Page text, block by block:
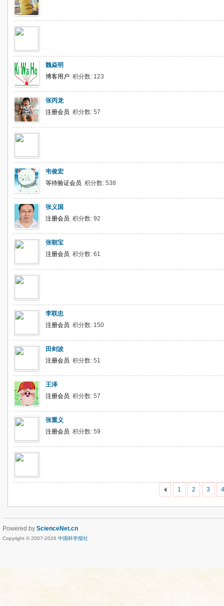
魏焱明
博客用户 积分数: 123
张丙龙
注册会员 积分数: 57
韦俊宏
等待验证会员 积分数: 538
张义国
注册会员 积分数: 92
张朝宝
注册会员 积分数: 61
李联忠
注册会员 积分数: 150
田剑波
注册会员 积分数: 51
王泽
注册会员 积分数: 57
张重义
注册会员 积分数: 59
1 2 3 4
Powered by ScienceNet.cn
Copyright © 2007-2026 中国科学报社